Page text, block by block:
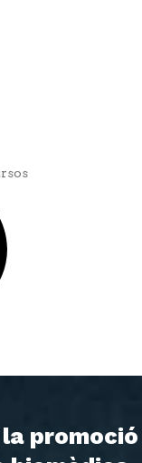
promoció